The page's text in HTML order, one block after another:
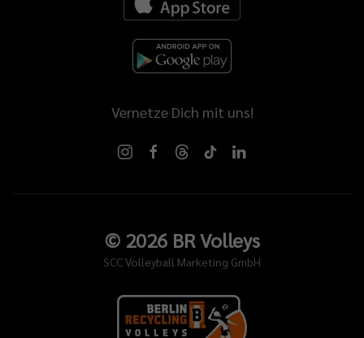
Vernetze Dich mit uns!
© 2026BR Volleys
SCC Volleyball Marketing GmbH